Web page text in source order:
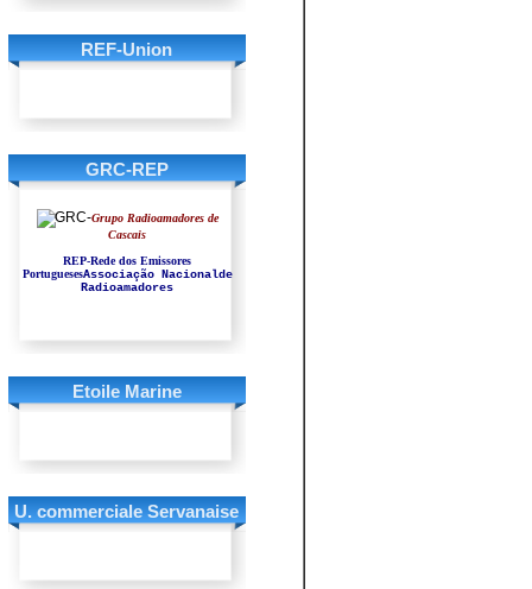
REF-Union
GRC-REP
Grupo Radioamadores de
Cascais
REP-Rede dos Emissores
PortuguesesAssociação Nacionalde
Radioamadores
Etoile Marine
U. commerciale Servanaise